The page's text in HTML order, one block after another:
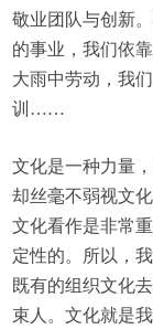
敬业团队与创新
的事业，我们依
大雨中劳动，我
训……
文化是一种力量
却丝毫不弱视文
文化看作是非常
定性的。所以，
既有的组织文化
束人。文化就是我